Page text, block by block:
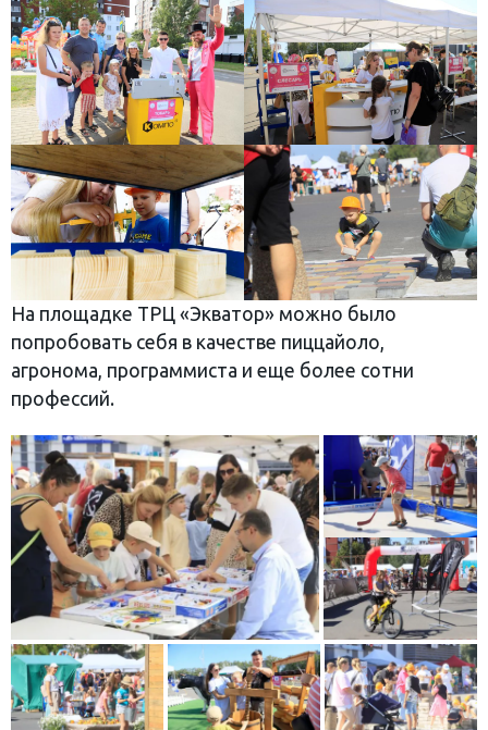
На площадке ТРЦ «Экватор» можно было
попробовать себя в качестве пиццайоло,
агронома, программиста и еще более сотни
профессий.